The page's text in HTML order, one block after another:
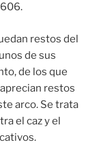
restos del
de sus
de los que
restos
arco. Se trata
el caz y el